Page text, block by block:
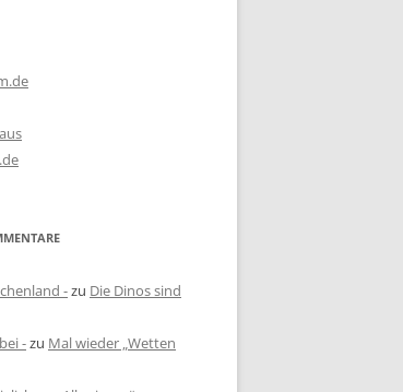
-zu Die Dinos sind
-zu Mal wieder „Wetten